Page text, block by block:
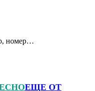
номер…
ЕЩЕ ОТ